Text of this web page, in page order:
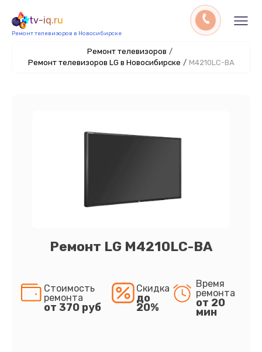
tv-iq.ru
Ремонт телевизоров в Новосибирске
Ремонт телевизоров /
Ремонт телевизоров LG в Новосибирске / M4210LC-BA
Ремонт LG M4210LC-BA
Стоимость
ремонта
от 370 руб
Скидка
до
20%
Время
ремонта
от 20
мин